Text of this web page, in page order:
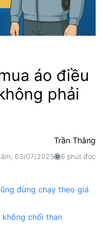
áo điều
phải
Trần Thắng
03/07/2025 6 phút đọc
đừng chạy theo giá
chổi than